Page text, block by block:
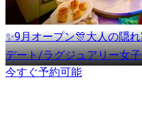
✨9月オープン🎊大人の隠
デート/ラグジュアリー女
今すぐ予約可能